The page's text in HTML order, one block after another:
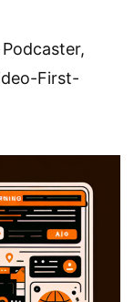
Podcaster,
First-